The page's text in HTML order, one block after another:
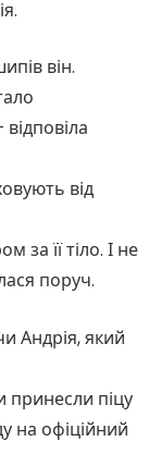
він.
від
за її тіло. І не
поруч.
Андрія, який
принесли піцу
на офіційний